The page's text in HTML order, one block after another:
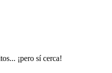
¡pero sí cerca!